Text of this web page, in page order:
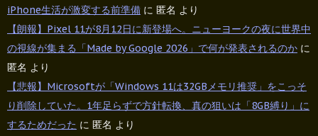
iPhone生活が激変する前準備 に 匿名 より
【朗報】Pixel 11が8月12日に新登場へ。ニューヨークの夜に世界中
の視線が集まる「Made by Google 2026」で何が発表されるのか に
匿名 より
【悲報】Microsoftが「Windows 11は32GBメモリ推奨」をこっそ
り削除していた。1年足らずで方針転換、真の狙いは「8GB縛り」に
するためだった に 匿名 より